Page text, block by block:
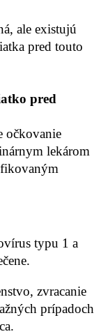
ale existujú
pred touto
pred
očkovanie
lekárom
typu 1 a
zvracanie
prípadoch